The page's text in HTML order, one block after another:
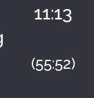
11:13
(55:52)